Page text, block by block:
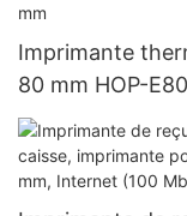
Imprimante
80 mm HOP-
Imprimante